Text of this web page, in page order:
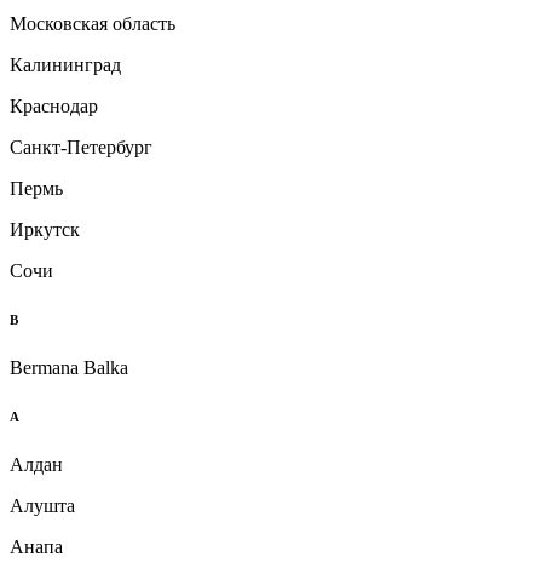
Московская область
Калининград
Краснодар
Санкт-Петербург
Пермь
Иркутск
Сочи
B
Bermana Balka
А
Алдан
Алушта
Анапа